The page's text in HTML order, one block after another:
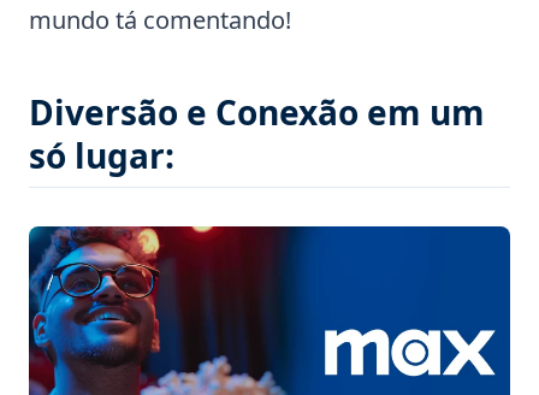
mundo tá comentando!
Diversão e Conexão em um
só lugar: